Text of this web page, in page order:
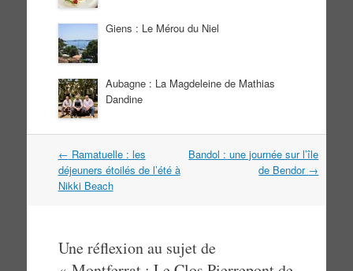
Giens : Le Mérou du Niel
Aubagne : La Magdeleine de Mathias
Dandine
Navigation
dans
les
← Ramatuelle : les
déjeuners étoilés de l’été à
Nikki Beach
Bandol : une journée sur l’île
de Bendor →
Une réflexion au sujet de